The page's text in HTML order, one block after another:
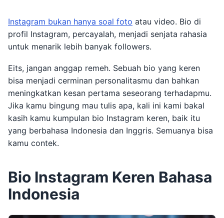
Instagram bukan hanya soal foto atau video. Bio di
profil Instagram, percayalah, menjadi senjata rahasia
untuk menarik lebih banyak followers.
Eits, jangan anggap remeh. Sebuah bio yang keren
bisa menjadi cerminan personalitasmu dan bahkan
meningkatkan kesan pertama seseorang terhadapmu.
Jika kamu bingung mau tulis apa, kali ini kami bakal
kasih kamu kumpulan bio Instagram keren, baik itu
yang berbahasa Indonesia dan Inggris. Semuanya bisa
kamu contek.
Bio Instagram Keren Bahasa
Indonesia